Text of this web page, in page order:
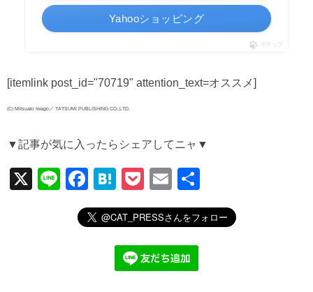
Yahooショッピング
ポチップ
[itemlink post_id="70719" attention_text=オススメ]
(C) Mitsuaki Iwago／ TATSUMI PUBLISHING CO.,LTD.
▼記事が気に入ったらシェアしてニャ▼
X
Li
F
a
c
H
at
e
n
a
P
o
ck
et
E
m
ail
有